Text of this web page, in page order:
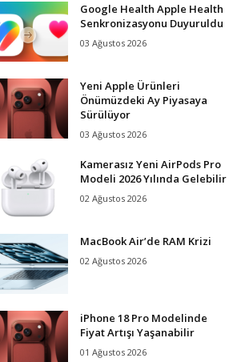
Google Health Apple Health
Senkronizasyonu Duyuruldu
03 Ağustos 2026
Yeni Apple Ürünleri
Önümüzdeki Ay Piyasaya
Sürülüyor
03 Ağustos 2026
Kamerasız Yeni AirPods Pro
Modeli 2026 Yılında Gelebilir
02 Ağustos 2026
MacBook Air’de RAM Krizi
02 Ağustos 2026
iPhone 18 Pro Modelinde
Fiyat Artışı Yaşanabilir
01 Ağustos 2026